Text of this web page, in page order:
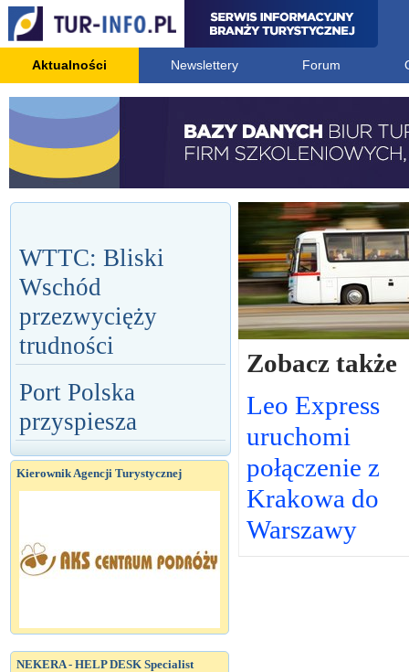
Aktualności Newslettery Forum
WTTC: Bliski
Wschód
przezwycięży
trudności
Port Polska
przyspiesza
Kierownik Agencji Turystycznej
NEKERA - HELP DESK Specialist
Zobacz także
Leo Express
uruchomi
połączenie z
Krakowa do
Warszawy